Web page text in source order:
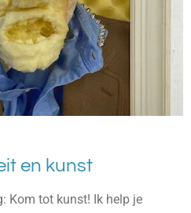
en kunst
Kom tot kunst! Ik help je